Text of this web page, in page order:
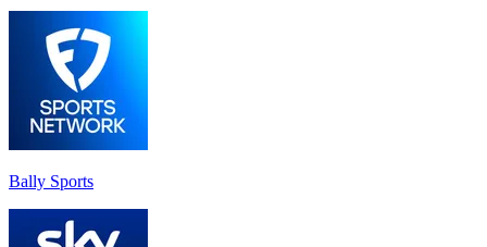
Bally Sports